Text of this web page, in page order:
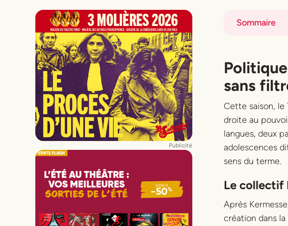
Publicité
Sommaire
Title
sans
Cette saison, le
droite au
langues, deux
adolescences
sens du terme.
Le collectif
Après Kermesse
création dans